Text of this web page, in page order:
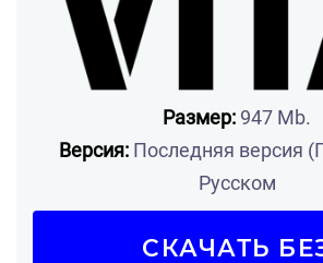
Размер: 947 Mb.
Версия:Последняя версия
Русском
СКАЧАТЬ